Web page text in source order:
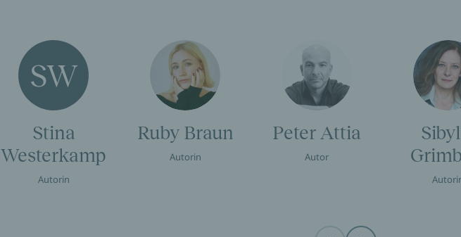
SW
Stina
Westerkamp
Autorin
Ruby Braun
Autorin
Peter Attia
Autor